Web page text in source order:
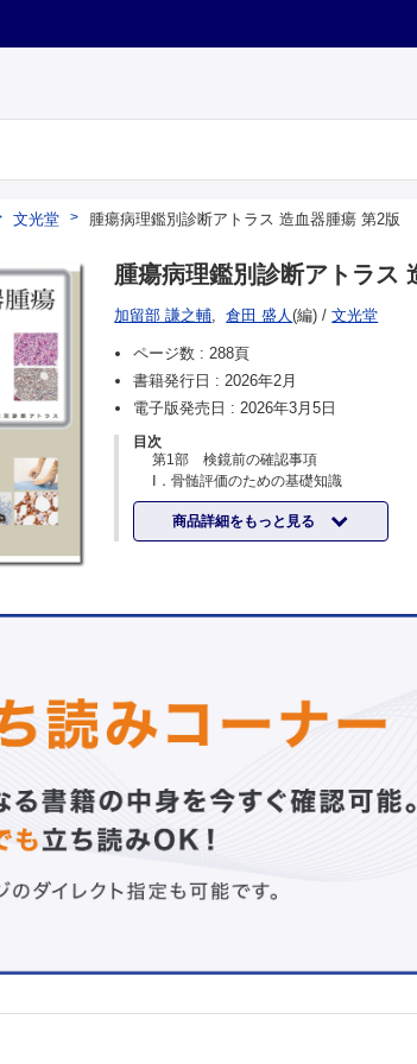
文光堂 腫瘍病理鑑別診断アトラス 造血器腫瘍 第2版
腫瘍病理鑑別診断アトラス
加留部 謙之輔,倉田 盛人(編) /文光堂
ページ数 :288頁
書籍発行日 :2026年2月
電子版発売日 :2026年3月5日
目次
第1部 検鏡前の確認事項
Ⅰ．骨髄評価のための基礎知識
1 骨髄の採取
2 塗抹標本の取り扱い方
3 病理標本の取り扱い方
Ⅱ．骨髄増殖性腫瘍
1 慢性骨髄性白血病
4 原発性骨髄線維症
Ⅲ．肥満細胞症
1 遺伝子異常を伴う骨髄異形成腫瘍
2 形態学的特徴によって定める骨髄
Ⅵ．急性骨髄性白血病
2 分化段階で定義される急性骨髄性
商品詳細をもっと見る